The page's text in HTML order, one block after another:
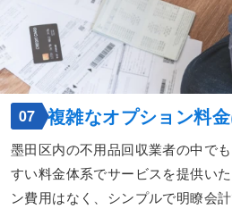
07 複雑なオプション料
墨田区内の不用品回収業者の中で
すい料金体系でサービスを提供い
ン費用はなく、シンプルで明瞭会計